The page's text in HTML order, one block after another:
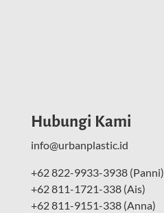
Hubungi Kami
info@urbanplastic.id
+62 822-9933-3938 (Panni)
+62 811-1721-338 (Ais)
+62 811-9151-338 (Anna)